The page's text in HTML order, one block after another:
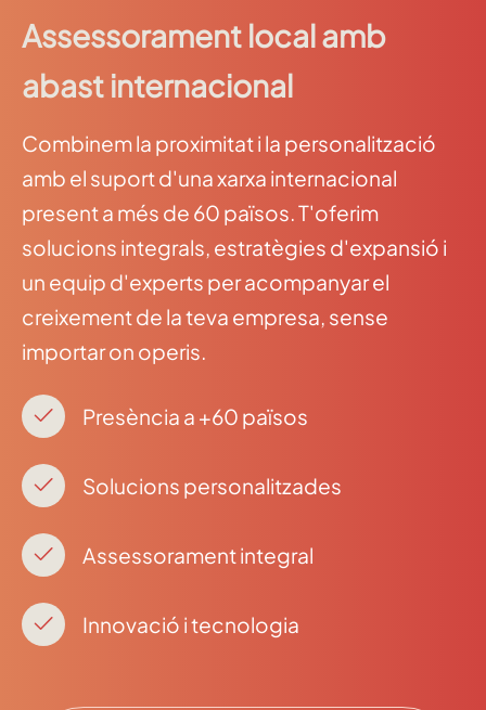
Assessorament local amb
abast internacional
Combinem la proximitat i la personalització
amb el suport d'una xarxa internacional
present a més de 60 països. T'oferim
solucions integrals, estratègies d'expansió i
un equip d'experts per acompanyar el
creixement de la teva empresa, sense
importar on operis.
Presència a +60 països
Solucions personalitzades
Assessorament integral
Innovació i tecnologia